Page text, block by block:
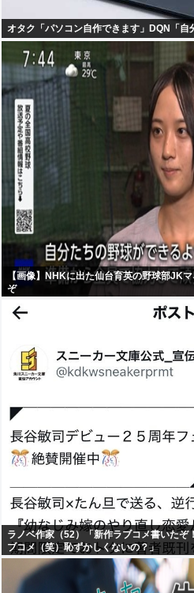
オタク「パソコン自作できます」DQN「自
【画像】NHKに出た仙台育英の野球部JK
ぞ
ラノベ作家（52）「新作ラブコメ書いたぞ
ブコメ（笑）恥ずかしくないの？」